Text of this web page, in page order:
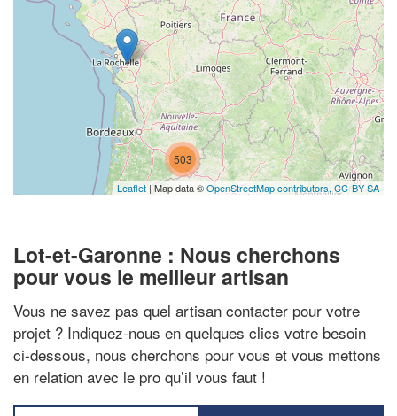
503
Leaflet| Map data ©OpenStreetMap contributors, CC-BY-SA
Lot-et-Garonne : Nous cherchons
pour vous le meilleur artisan
Vous ne savez pas quel artisan contacter pour votre
projet ? Indiquez-nous en quelques clics votre besoin
ci-dessous, nous cherchons pour vous et vous mettons
en relation avec le pro qu’il vous faut !